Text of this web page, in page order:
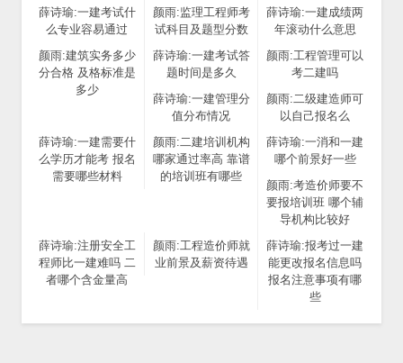
薛诗瑜:一建考试什
么专业容易通过
颜雨:监理工程师考
试科目及题型分数
薛诗瑜:一建成绩两
年滚动什么意思
颜雨:建筑实务多少
分合格 及格标准是
多少
薛诗瑜:一建考试答
题时间是多久
颜雨:工程管理可以
考二建吗
薛诗瑜:一建管理分
值分布情况
颜雨:二级建造师可
以自己报名么
薛诗瑜:一建需要什
么学历才能考 报名
需要哪些材料
颜雨:二建培训机构
哪家通过率高 靠谱
的培训班有哪些
薛诗瑜:一消和一建
哪个前景好一些
颜雨:考造价师要不
要报培训班 哪个辅
导机构比较好
薛诗瑜:注册安全工
程师比一建难吗 二
者哪个含金量高
颜雨:工程造价师就
业前景及薪资待遇
薛诗瑜:报考过一建
能更改报名信息吗
报名注意事项有哪
些